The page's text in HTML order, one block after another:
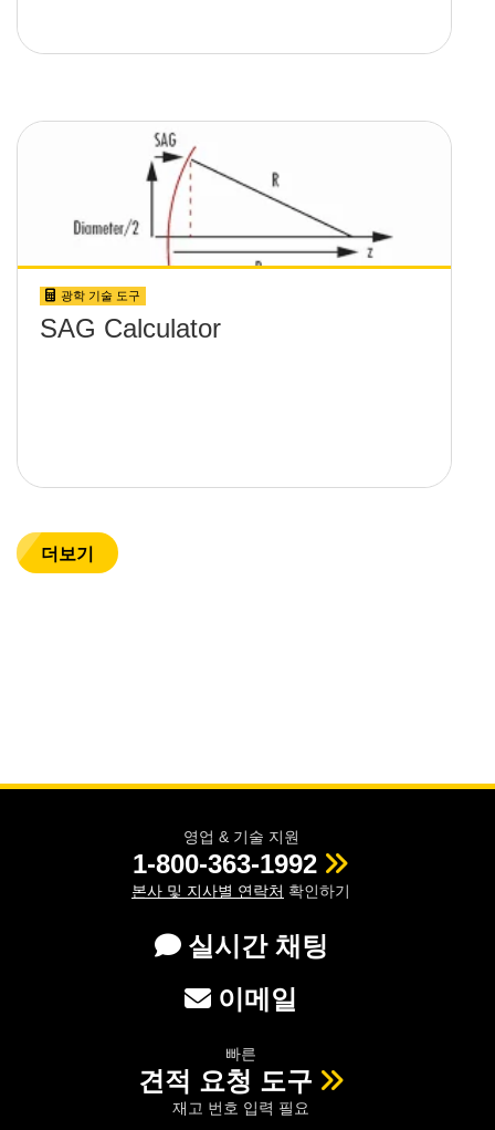
광학 기술 도구
SAG Calculator
더보기
영업 & 기술 지원
1-800-363-1992
본사 및 지사별 연락처 확인하기
실시간 채팅
이메일
빠른
견적 요청 도구
재고 번호 입력 필요